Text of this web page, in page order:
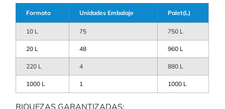
Formato Unidades Embalaje Palet(L)
10 L 75 750 L
20 L 48 960 L
220 L 4 880 L
1000 L 1 1000 L
RIQUEZAS GARANTIZADAS: